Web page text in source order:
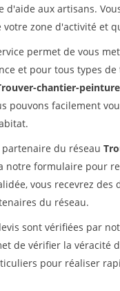
d'aide aux artisans.
zone d'activité et
permet de vous
et pour tous types
chantier-
pouvons facilement
du réseau
notre formulaire pour
vous recevrez
du réseau.
sont vérifiées par
de vérifier la véracité
pour réaliser